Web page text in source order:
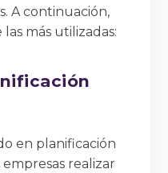
A continuación,
más utilizadas:
en planificación
realizar